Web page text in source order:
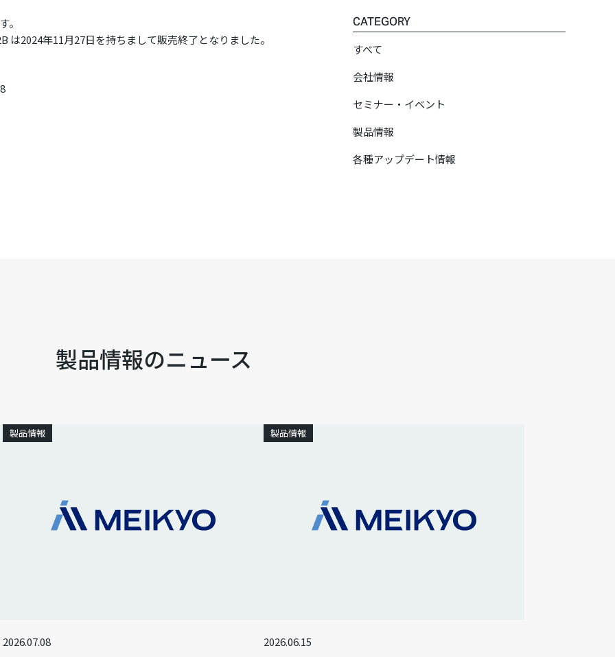
。
は2024年11月27日を持ちまして販売終了となりました。
CATEGORY
すべて
会社情報
セミナー・イベント
製品情報
各種アップデート情報
製品情報のニュース
製品情報
2026.07.08
製品情報
2026.06.15